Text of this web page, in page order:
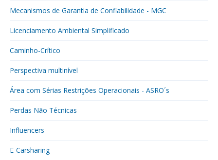
Mecanismos de Garantia de Confiabilidade - MGC
Licenciamento Ambiental Simplificado
Caminho-Crítico
Perspectiva multinível
Área com Sérias Restrições Operacionais - ASRO´s
Perdas Não Técnicas
Influencers
E-Carsharing